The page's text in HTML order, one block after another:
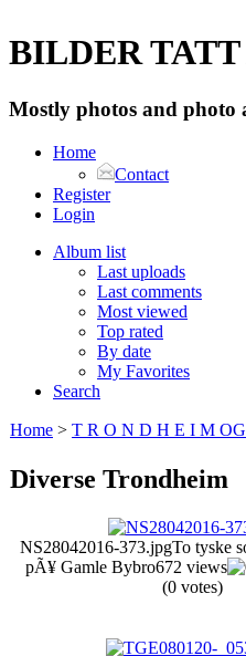
BILDER TATT
Mostly photos and photo
Home
Contact
Register
Login
Album list
Last uploads
Last comments
Most viewed
Top rated
By date
My Favorites
Search
Home > T R O N D H E I M
Diverse Trondheim
NS28042016-373.jpgTo tyske
pÃ¥ Gamle Bybro672 views
(0 votes)